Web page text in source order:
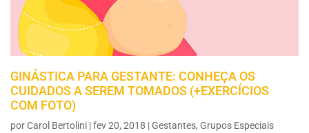
GINÁSTICA PARA GESTANTE: CONHEÇA OS
CUIDADOS A SEREM TOMADOS (+EXERCÍCIOS
COM FOTO)
porCarol Bertolini |fev 20, 2018 |Gestantes, Grupos Especiais